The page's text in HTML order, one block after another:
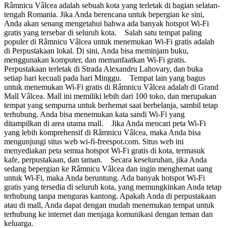
Râmnicu Vâlcea adalah sebuah kota yang terletak di bagian selatan-
tengah Romania. Jika Anda berencana untuk bepergian ke sini,
Anda akan senang mengetahui bahwa ada banyak hotspot Wi-Fi
gratis yang tersebar di seluruh kota. Salah satu tempat paling
populer di Râmnicu Vâlcea untuk menemukan Wi-Fi gratis adalah
di Perpustakaan lokal. Di sini, Anda bisa meminjam buku,
menggunakan komputer, dan memanfaatkan Wi-Fi gratis.
Perpustakaan terletak di Strada Alexandru Lahovary, dan buka
setiap hari kecuali pada hari Minggu. Tempat lain yang bagus
untuk menemukan Wi-Fi gratis di Râmnicu Vâlcea adalah di Grand
Mall Vâlcea. Mall ini memiliki lebih dari 100 toko, dan merupakan
tempat yang sempurna untuk berhemat saat berbelanja, sambil tetap
terhubung. Anda bisa menemukan kata sandi Wi-Fi yang
ditampilkan di area utama mall. Jika Anda mencari peta Wi-Fi
yang lebih komprehensif di Râmnicu Vâlcea, maka Anda bisa
mengunjungi situs web wi-fi-freespot.com. Situs web ini
menyediakan peta semua hotspot Wi-Fi gratis di kota, termasuk
kafe, perpustakaan, dan taman. Secara keseluruhan, jika Anda
sedang bepergian ke Râmnicu Vâlcea dan ingin menghemat uang
untuk Wi-Fi, maka Anda beruntung. Ada banyak hotspot Wi-Fi
gratis yang tersedia di seluruh kota, yang memungkinkan Anda tetap
terhubung tanpa menguras kantong. Apakah Anda di perpustakaan
atau di mall, Anda dapat dengan mudah menemukan tempat untuk
terhubung ke internet dan menjaga komunikasi dengan teman dan
keluarga.